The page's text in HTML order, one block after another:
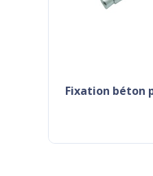
fixation béton